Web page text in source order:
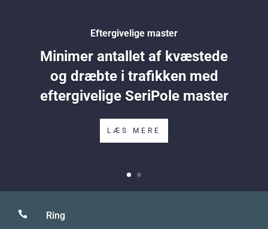
Eftergivelige master
Minimer antallet af kvæstede
og dræbte i trafikken med
eftergivelige SeriPole master
LÆS MERE
 Ring